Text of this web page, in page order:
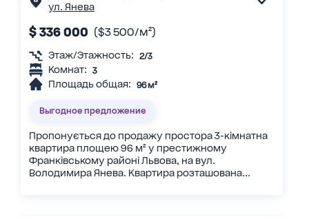
ул. Янева
$ 336 000 ($3 500/м²)
Этаж/Этажность: 2/3
Комнат: 3
Площадь общая: 96 м²
Выгодное предложение
Пропонується до продажу простора 3-кімнатна
квартира площею 96 м² у престижному
Франківському районі Львова, на вул.
Володимира Янева. Квартира розташована...